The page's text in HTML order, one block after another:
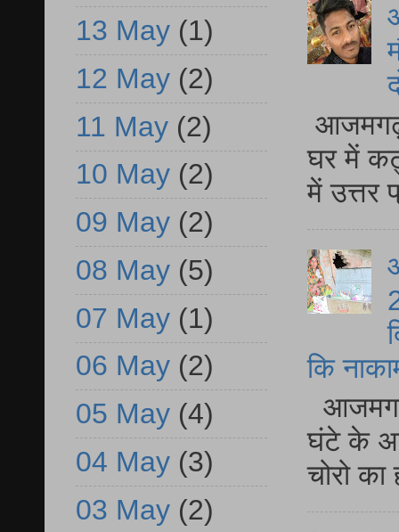
घर में
में
कि
घंटे के
चोरो
13 May (1)
12 May (2)
11 May (2)
10 May (2)
09 May (2)
08 May (5)
07 May (1)
06 May (2)
05 May (4)
04 May (3)
03 May (2)